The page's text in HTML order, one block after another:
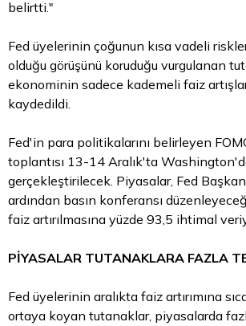
belirtti."
Fed üyelerinin çoğunun kısa vadeli
olduğu görüşünü koruduğu vurgulanan
ekonominin sadece kademeli faiz
kaydedildi.
Fed'in para politikalarını belirleyen
toplantısı 13-14 Aralık'ta
gerçekleştirilecek. Piyasalar, Fed
ardından basın konferansı
faiz artırılmasına yüzde 93,5 ihtimal
PİYASALAR TUTANAKLARA FAZLA
Fed üyelerinin aralıkta faiz artırımına
ortaya koyan tutanaklar, piyasalarda